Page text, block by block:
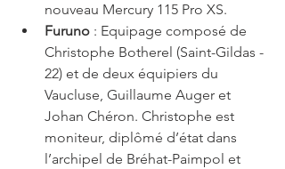
nouveau Mercury 115 Pro XS.
Furuno : Equipage composé de
Christophe Botherel (Saint-Gildas -
22) et de deux équipiers du
Vaucluse, Guillaume Auger et
Johan Chéron. Christophe est
moniteur, diplômé d’état dans
l’archipel de Bréhat-Paimpol et